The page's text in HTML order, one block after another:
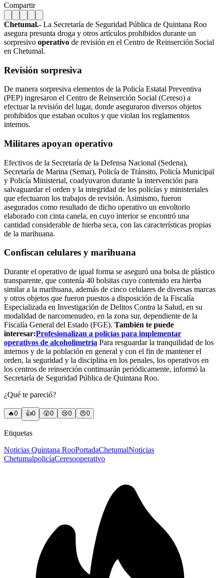
Compartir
Chetumal.- La Secretaría de Seguridad Pública de Quintana Roo
asegura presunta droga y otros artículos prohibidos durante un
sorpresivo operativo de revisión en el Centro de Reinserción Social
en Chetumal.
Revisión sorpresiva
De manera sorpresiva elementos de la Policía Estatal Preventiva
(PEP) ingresaron el Centro de Reinserción Social (Cereso) a
efectuar la revisión del lugar, donde aseguraron diversos objetos
prohibidos que estaban ocultos y que violan los reglamentos
internos.
Militares apoyan operativo
Efectivos de la Secretaría de la Defensa Nacional (Sedena),
Secretaría de Marina (Semar), Policía de Tránsito, Policía Municipal
y Policía Ministerial, coadyuvaron durante la intervención para
salvaguardar el orden y la integridad de los policías y ministeriales
que efectuaron los trabajos de revisión. Asimismo, fueron
asegurados como resultado de dicho operativo un envoltorio
elaborado con cinta canela, en cuyo interior se encontró una
cantidad considerable de hierba seca, con las características propias
de la marihuana.
Confiscan celulares y marihuana
Durante el operativo de igual forma se aseguró una bolsa de plástico
transparente, que contenía 40 bolsitas cuyo contenido era hierba
similar a la marihuana, además de cinco celulares de diversas marcas
y otros objetos que fueron puestos a disposición de la Fiscalía
Especializada en Investigación de Delitos Contra la Salud, en su
modalidad de narcomenudeo, en la zona sur, dependiente de la
Fiscalía General del Estado (FGE). También te puede
interesar:Profesionalizan a policías para implementar
operativos de alcoholimetría Para resguardar la tranquilidad de los
internos y de la población en general y con el fin de mantener el
orden, la seguridad y la disciplina en los penales, los operativos en
los centros de reinserción continuarán periódicamente, informó la
Secretaría de Seguridad Pública de Quintana Roo.
¿Qué te pareció?
🔥0 👍0 😲0 😢0 😠0
Etiquetas
Noticias Quintana RooPortadaChetumalNoticias
ChetumalpolicíaCeresooperativo